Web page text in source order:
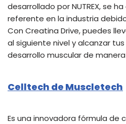
desarrollado por NUTREX, se
referente en la industria
Con Creatina Drive, puedes
al siguiente nivel y alcanzar
desarrollo muscular de
Celltech de Muscletech
Es una innovadora fórmula de